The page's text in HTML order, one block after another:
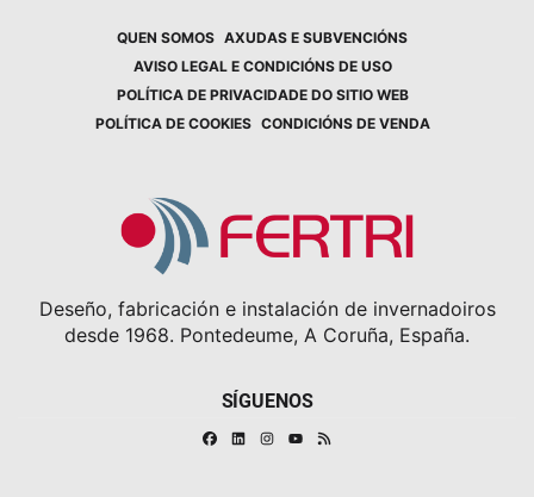
QUEN SOMOS AXUDAS E SUBVENCIÓNS
AVISO LEGAL E CONDICIÓNS DE USO
POLÍTICA DE PRIVACIDADE DO SITIO WEB
POLÍTICA DE COOKIES CONDICIÓNS DE VENDA
Deseño, fabricación e instalación de invernadoiros
desde 1968. Pontedeume, A Coruña, España.
SÍGUENOS
FacebookLinkedinInstagram